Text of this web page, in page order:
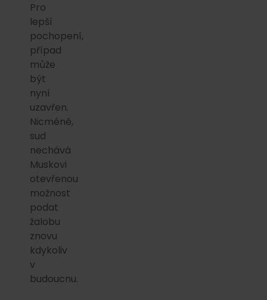
Pro
lepší
pochopení,
případ
může
být
nyní
uzavřen.
Nicméně,
sud
nechává
Muskovi
otevřenou
možnost
podat
žalobu
znovu
kdykoliv
v
budoucnu.